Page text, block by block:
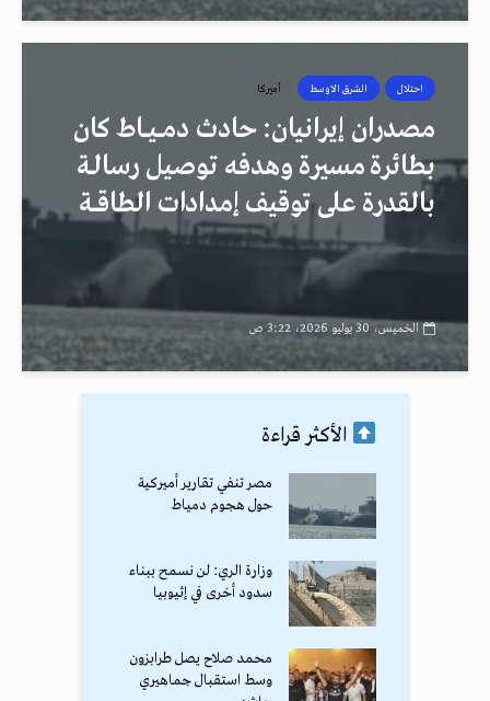
احتلال الشرق الاوسط أميركا
مصدران إيرانيان: حادث دمــيــاط كان
بطائرة مسيرة وهدفه توصيل رسالـة
بالقدرة على توقيف إمدادات الطاقــة
الخميس، 30 يوليو 2026، 3:22 ص
الأكثر قراءة
مصر تنفي تقارير أميركية
حول هجوم دمياط
وزارة الري: لن نسمح ببناء
سدود أخرى في إثيوبيا
محمد صلاح يصل طرابزون
وسط استقبال جماهيري